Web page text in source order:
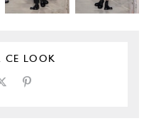
CE LOOK